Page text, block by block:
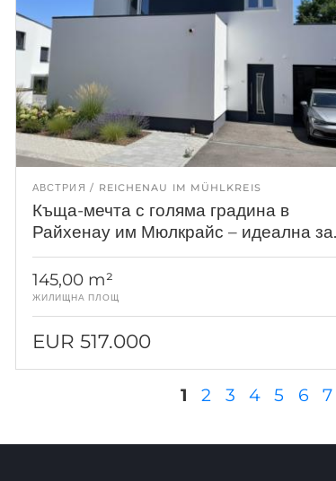
АВСТРИЯ REICHENAU IM MÜHLKREIS
Къща-мечта с голяма градина в
Райхенау им Мюлкрайс – идеална за
млади семейства
145,00 m²
ЖИЛИЩНА ПЛОЩ
EUR 517.000
1 2 3 4 5 6 7